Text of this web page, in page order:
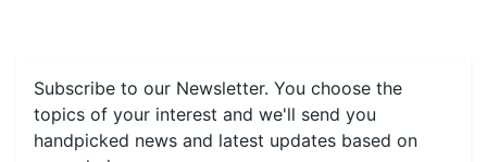
Subscribe to our Newsletter. You choose the
topics of your interest and we'll send you
handpicked news and latest updates based on